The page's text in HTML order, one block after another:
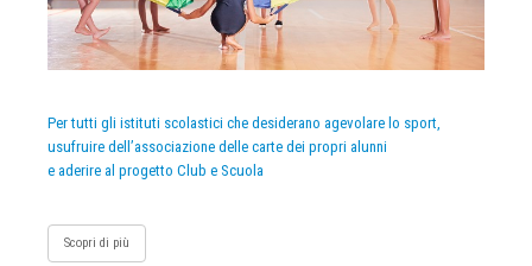
Per tutti gli istituti scolastici che desiderano agevolare lo sport,
usufruire dell’associazione delle carte dei propri alunni
e aderire al progetto Club e Scuola
Scopri di più